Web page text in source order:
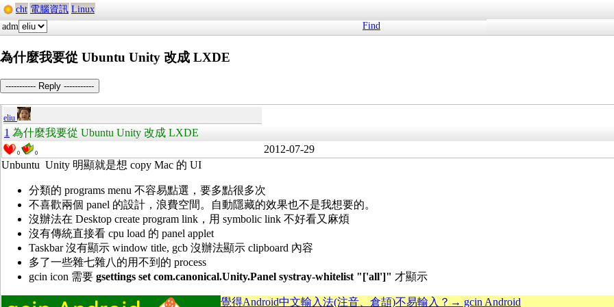
cht 電腦資訊 Linux
adm
Find
為什麼我要從 Ubuntu Unity 改成 LXDE
----------- Reply -----------
eliu
1 為什麼我要從 Ubuntu Unity 改成 LXDE
0 0 2012-07-29
Unbuntu Unity 明顯就是想 copy Mac 的 UI
分類的 programs menu 不容易點選，要多點很多次
不喜歡兩個 panel 的設計，浪費空間。自動隱藏的效果也不是我想要的。
沒辦法在 Desktop create program link，用 symbolic link 不好看又麻煩
沒有傳統直接看 cpu load 的 panel applet
Taskbar 沒有顯示 window title, gcb 沒辦法顯示 clipboard 內容
多了一些雜七雜八的用不到的 process
gcin icon 需要 gsettings set com.canonical.Unity.Panel systray-whitelist "['all']" 才顯示
覺得Android中文輸入法(注音、倉頡)不易輸入？→ gcin Android